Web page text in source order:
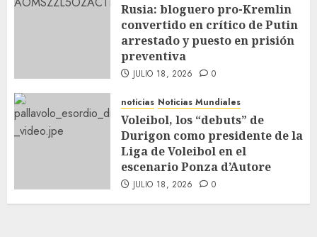
Rusia: bloguero pro-Kremlin
convertido en crítico de Putin
arrestado y puesto en prisión
preventiva
JULIO 18, 2026 0
noticias Noticias Mundiales
Voleibol, los “debuts” de
Durigon como presidente de la
Liga de Voleibol en el
escenario Ponza d’Autore
JULIO 18, 2026 0